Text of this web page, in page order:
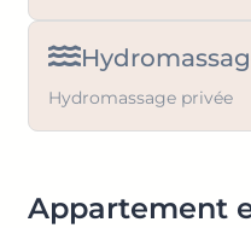
Hydromassage privée
Appartement